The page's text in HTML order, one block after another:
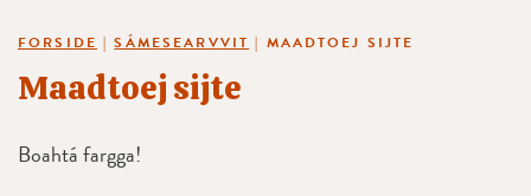
FORSIDE |SÁMESEARVVIT | MAADTOEJ SIJTE
Maadtoej sijte
Boahtá fargga!